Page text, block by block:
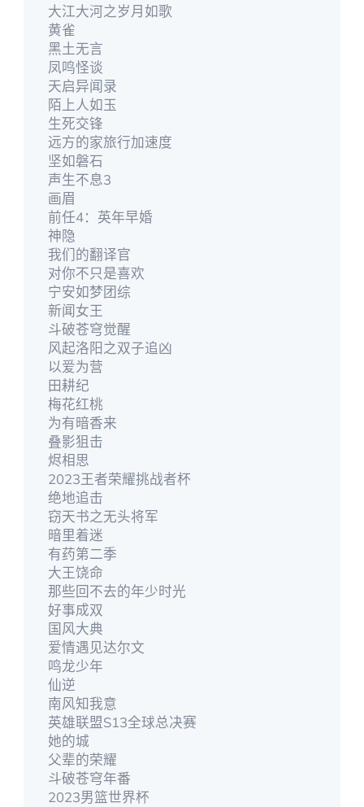
大江大河之岁月如歌
黄雀
黑土无言
凤鸣怪谈
天启异闻录
陌上人如玉
生死交锋
远方的家旅行加速度
坚如磐石
声生不息3
画眉
前任4：英年早婚
神隐
我们的翻译官
对你不只是喜欢
宁安如梦团综
新闻女王
斗破苍穹觉醒
风起洛阳之双子追凶
以爱为营
田耕纪
梅花红桃
为有暗香来
叠影狙击
烬相思
2023王者荣耀挑战者杯
绝地追击
窃天书之无头将军
暗里着迷
有药第二季
大王饶命
那些回不去的年少时光
好事成双
国风大典
爱情遇见达尔文
鸣龙少年
仙逆
南风知我意
英雄联盟S13全球总决赛
她的城
父辈的荣耀
斗破苍穹年番
2023男篮世界杯